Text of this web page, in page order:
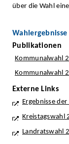
über die Wahl
Publikationen
Kommunalwahl
Kommunalwahl
Externe Links
Ergebnisse
Kreistagswahl
Landratswahl